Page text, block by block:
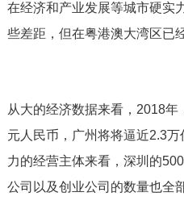
在经济和产业发展等城市硬实
些差距，但在粤港澳大湾区已
从大的经济数据来看，2018
元人民币，广州将将逼近2.3
力的经营主体来看，深圳的
公司以及创业公司的数量也全